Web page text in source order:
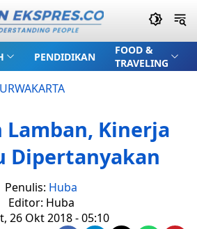
PENDIDIKAN
FOOD &
TRAVELING
Lamban, Kinerja
Dipertanyakan
Penulis: Huba
Editor: Huba
26 Okt 2018 - 05:10